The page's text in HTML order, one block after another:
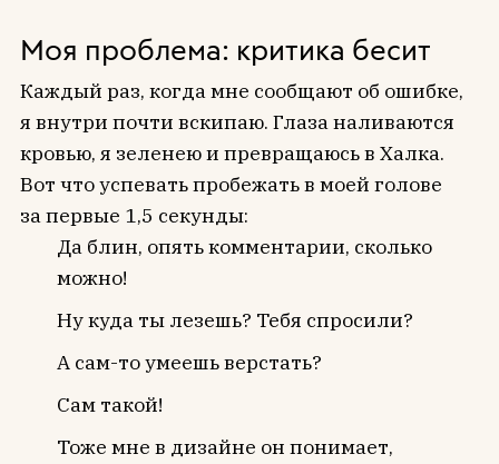
Моя проблема: критика бесит
Каждый раз, когда мне сообщают об ошибке,
я внутри почти вскипаю. Глаза наливаются
кровью, я зеленею и превращаюсь в Халка.
Вот что успевать пробежать в моей голове
за первые 1,5 секунды:
Да блин, опять комментарии, сколько
можно!
Ну куда ты лезешь? Тебя спросили?
А сам-то умеешь верстать?
Сам такой!
Тоже мне в дизайне он понимает,